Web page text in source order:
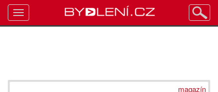
magazín
Toggle
navigation